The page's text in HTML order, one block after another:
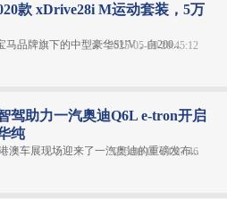
款 xDrive28i M运动套装，5万
马品牌旗下的中型豪华SUV，自200...
2025-05-09 20:45:12
驾助力一汽奥迪Q6L e-tron开启
纯
澳车展现场迎来了一汽奥迪的重磅发布...
2025-06-02 14:07:46